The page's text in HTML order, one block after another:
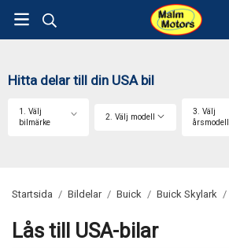
Hitta delar till din USA bil
1. Välj
bilmärke
2. Välj modell
3. Välj
årsmodell
Startsida / Bildelar / Buick / Buick Skylark /
Lås till USA-bilar